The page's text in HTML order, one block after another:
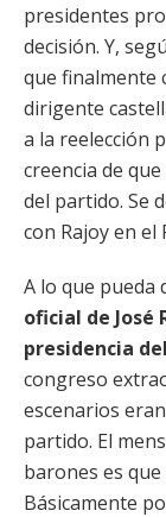
presidentes
decisión. Y,
que finalmente
dirigente
a la reelección
creencia de
del partido. Se
con Rajoy en el
A lo que pueda
oficial de José
presidencia
congreso
escenarios
partido. El
barones es
Básicamente